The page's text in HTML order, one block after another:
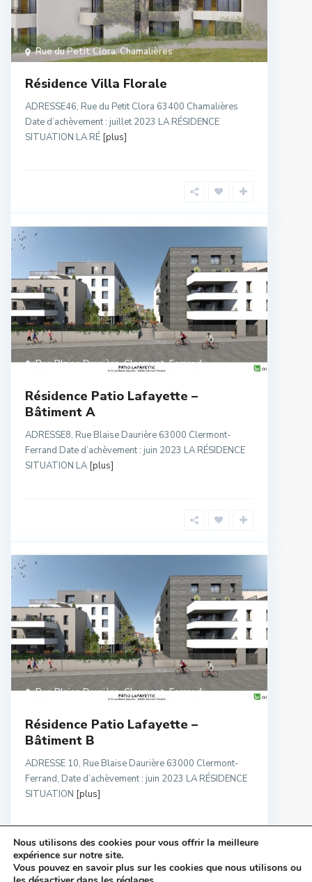
Rue du Petit Clora,Chamalières
Résidence Villa Florale
ADRESSE46, Rue du Petit Clora 63400 Chamalières
Date d’achèvement : juillet 2023 LA RÉSIDENCE
SITUATION LA RÉ [plus]
Rue Blaise Daurière,Clermont-Ferrand
Résidence Patio Lafayette –
Bâtiment A
ADRESSE8, Rue Blaise Daurière 63000 Clermont-
Ferrand Date d’achèvement : juin 2023 LA RÉSIDENCE
SITUATION LA [plus]
Rue Blaise Daurière,Clermont-Ferrand
Résidence Patio Lafayette –
Bâtiment B
ADRESSE 10, Rue Blaise Daurière 63000 Clermont-
Ferrand, Date d’achèvement : juin 2023 LA RÉSIDENCE
SITUATION [plus]
Nous utilisons des cookies pour vous offrir la meilleure
expérience sur notre site.
Vous pouvez en savoir plus sur les cookies que nous utilisons ou